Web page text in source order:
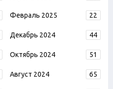
Февраль 2025 22
Декабрь 2024 44
Октябрь 2024 51
Август 2024 65